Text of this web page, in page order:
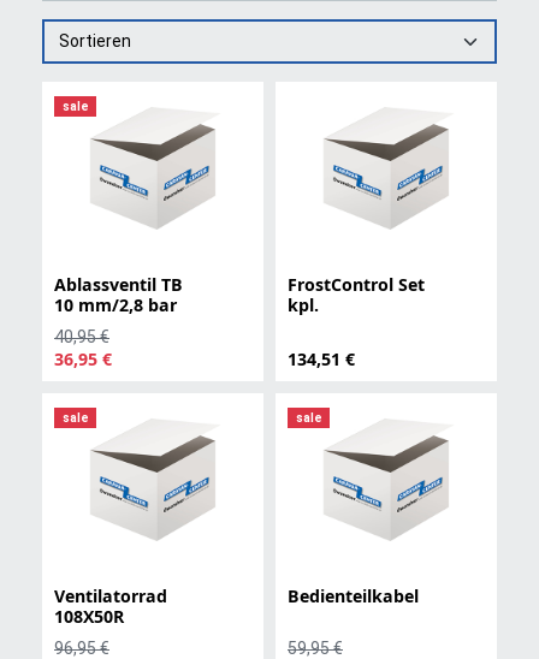
Sortieren
sale
Ablassventil TB
10 mm/2,8 bar
40,95 €
36,95 €
FrostControl Set
kpl.
134,51 €
sale
Ventilatorrad
108X50R
96,95 €
sale
Bedienteilkabel
59,95 €